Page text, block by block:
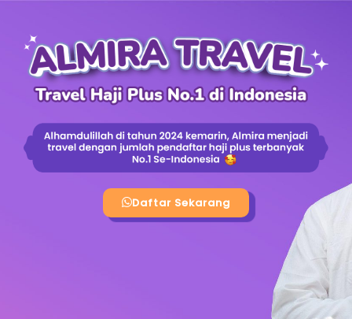
Daftar Sekarang